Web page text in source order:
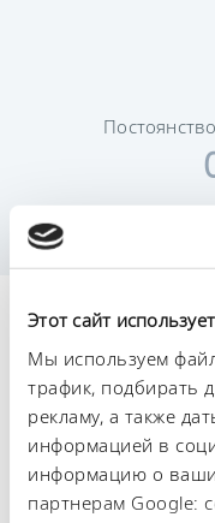
Этот сайт
Мы используем
трафик, подбирать
рекламу, а также
информацией в
информацию о
партнерам Google:
DIN
Диапазон
-55 ... 200 °C